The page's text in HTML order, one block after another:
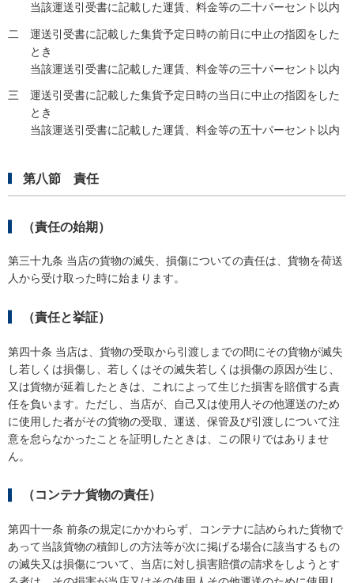
当該運送引受書に記載した運賃、料金等の二十パーセント以内
二
運送引受書に記載した集貨予定日時の前日に中止の指図をした
とき
当該運送引受書に記載した運賃、料金等の三十パーセント以内
三
運送引受書に記載した集貨予定日時の当日に中止の指図をした
とき
当該運送引受書に記載した運賃、料金等の五十パーセント以内
第八節 責任
（責任の始期）
第三十九条 当店の貨物の滅失、損傷についての責任は、貨物を荷送
人から受け取った時に始まります。
（責任と挙証）
第四十条 当店は、貨物の受取から引渡しまでの間にその貨物が滅失
し若しくは損傷し、若しくはその滅失若しくは損傷の原因が生じ、
又は貨物が延着したときは、これによって生じた損害を賠償する責
任を負います。ただし、当店が、自己又は使用人その他運送のため
に使用した者がその貨物の受取、運送、保管及び引渡しについて注
意を怠らなかったことを証明したときは、この限りではありませ
ん。
（コンテナ貨物の責任）
第四十一条 前条の規定にかかわらず、コンテナに詰められた貨物で
あって当該貨物の積卸しの方法等が次に掲げる場合に該当するもの
の滅失又は損傷について、当店に対し損害賠償の請求をしようとす